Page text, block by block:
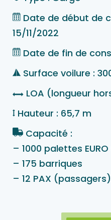
Date de début de
15/11/2022
Date de fin de
Surface voilure :
LOA (longueur
Hauteur : 65,7 m
Capacité :
– 1000 palettes
– 175 barriques
– 12 PAX (passagers)